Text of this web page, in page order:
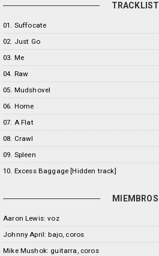
TRACKLIST
01. Suffocate
02. Just Go
03. Me
04. Raw
05. Mudshovel
06. Home
07. A Flat
08. Crawl
09. Spleen
10. Excess Baggage [Hidden track]
MIEMBROS
Aaron Lewis: voz
Johnny April: bajo, coros
Mike Mushok: guitarra, coros